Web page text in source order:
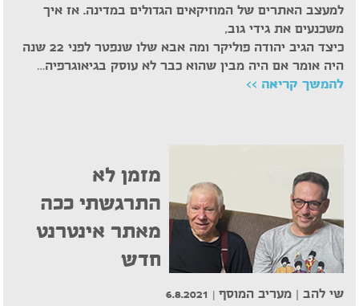
למעצב האתרים של המוזיקאים הגדולים במדינה. אז איך
משכנעים את גידי גוב,
כיצד הגיב יהודה פוליקר ומה אבא שלו שנפטר לפני 22 שנה
היה אומר אם היה מבין שהוא כבר לא עוסק בגיאוגרפיה…
להמשך קריאה >>
מזמן לא
התרגשתי ככה
מאתר אינטרנט
חדש
שי להב | מעריב המוסף | 6.8.2021